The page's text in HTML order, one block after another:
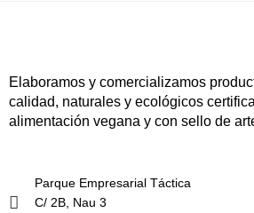
Elaboramos y comercializamos
calidad, naturales y ecológicos
alimentación vegana y con sello de
Parque Empresarial Táctica
C/ 2B, Nau 3